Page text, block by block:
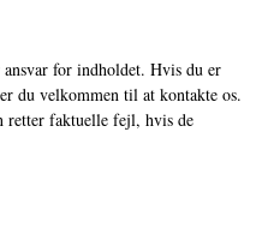
for indholdet. Hvis du er
du velkommen til at kontakte os.
faktuelle fejl, hvis de